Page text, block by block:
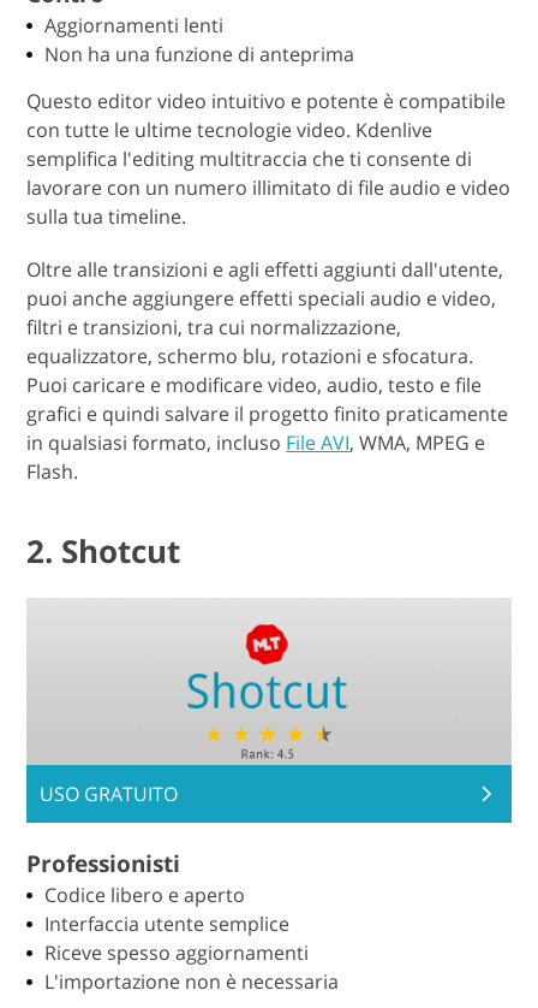
Aggiornamenti lenti
Non ha una funzione di anteprima
Questo editor video intuitivo e potente è compatibile
con tutte le ultime tecnologie video. Kdenlive
semplifica l'editing multitraccia che ti consente di
lavorare con un numero illimitato di file audio e video
sulla tua timeline.
Oltre alle transizioni e agli effetti aggiunti dall'utente,
puoi anche aggiungere effetti speciali audio e video,
filtri e transizioni, tra cui normalizzazione,
equalizzatore, schermo blu, rotazioni e sfocatura.
Puoi caricare e modificare video, audio, testo e file
grafici e quindi salvare il progetto finito praticamente
in qualsiasi formato, incluso File AVI, WMA, MPEG e
Flash.
2. Shotcut
USO GRATUITO
Professionisti
Codice libero e aperto
Interfaccia utente semplice
Riceve spesso aggiornamenti
L'importazione non è necessaria